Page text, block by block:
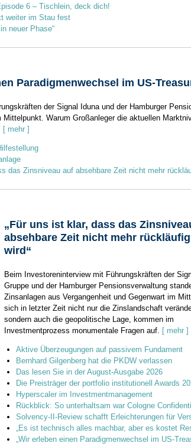
6 – Tischlein, deck dich!
weiter im Stau fest
neuer Phase“
Paradigmenwechsel im US-
der Signal Iduna und der Hamburger
Mittelpunkt. Warum Großanleger die aktuellen
[ mehr ]
das Zinsniveau auf absehbare Zeit nicht mehr
„Für uns ist klar, dass das
absehbare Zeit nicht mehr
wird“
Beim Investoreninterview mit Führungskräften der
Gruppe und der Hamburger Pensionsverwaltung
Zinsanlagen aus Vergangenheit und Gegenwart im
sich in letzter Zeit nicht nur die Zinslandschaft
sondern auch die geopolitische Lage, kommen im
Investmentprozess monumentale Fragen auf. [ mehr ]
Aktive Überzeugungen auf passivem Fundament
Bernhard Gilgenberg hat die PKDW verlassen
Das lesen Sie in der August-Ausgabe 2026
Die Preisträger der portfolio institutionell Awards
Hyperscaler im Investmentmanagement
Rückblick: So unterhaltsam war Cologne
Solvency-II-Review schafft Erleichterungen für
„Es ist technisch alles machbar, aber es kostet
„Wir erleben einen Paradigmenwechsel im US-